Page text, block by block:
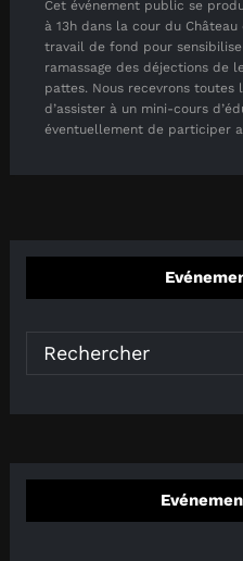
Cet événement public se
à 13h dans la cour du
travail de fond pour
ramassage des déjections de
pattes. Nous recevrons toutes
d’assister à un mini-cours
éventuellement de participer